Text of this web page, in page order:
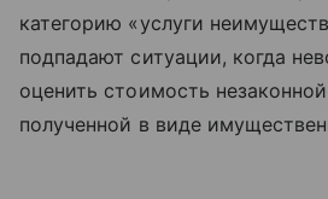
категорию «услуги
подпадают ситуации, когда
оценить стоимость
полученной в виде